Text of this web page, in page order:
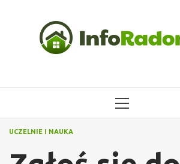
MENU
UCZELNIE I NAUKA